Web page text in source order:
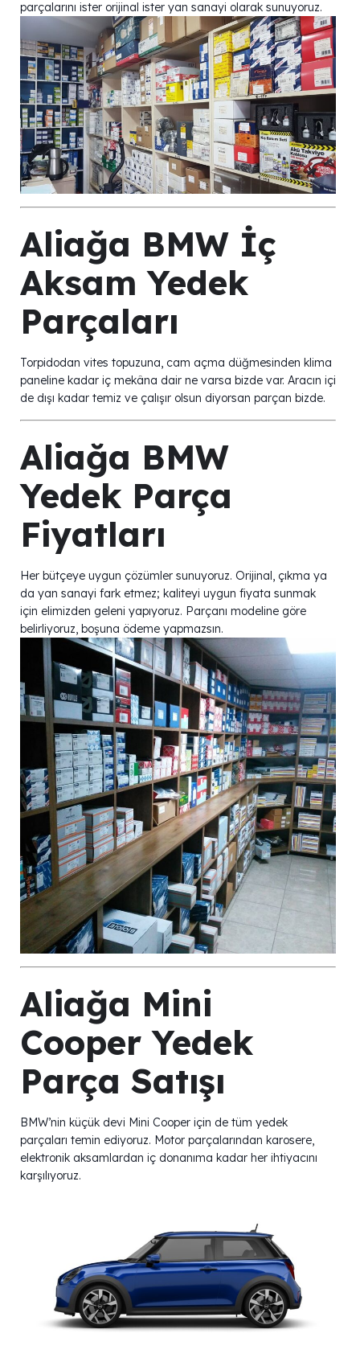
parçalarını ister orijinal ister yan sanayi olarak sunuyoruz.
Aliağa BMW İç
Aksam Yedek
Parçaları
Torpidodan vites topuzuna, cam açma düğmesinden klima
paneline kadar iç mekâna dair ne varsa bizde var. Aracın içi
de dışı kadar temiz ve çalışır olsun diyorsan parçan bizde.
Aliağa BMW
Yedek Parça
Fiyatları
Her bütçeye uygun çözümler sunuyoruz. Orijinal, çıkma ya
da yan sanayi fark etmez; kaliteyi uygun fiyata sunmak
için elimizden geleni yapıyoruz. Parçanı modeline göre
belirliyoruz, boşuna ödeme yapmazsın.
Aliağa Mini
Cooper Yedek
Parça Satışı
BMW’nin küçük devi Mini Cooper için de tüm yedek
parçaları temin ediyoruz. Motor parçalarından karosere,
elektronik aksamlardan iç donanıma kadar her ihtiyacını
karşılıyoruz.